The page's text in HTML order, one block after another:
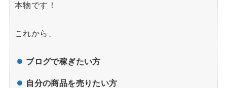
本物です！
これから、
ブログで稼ぎたい方
自分の商品を売りたい方